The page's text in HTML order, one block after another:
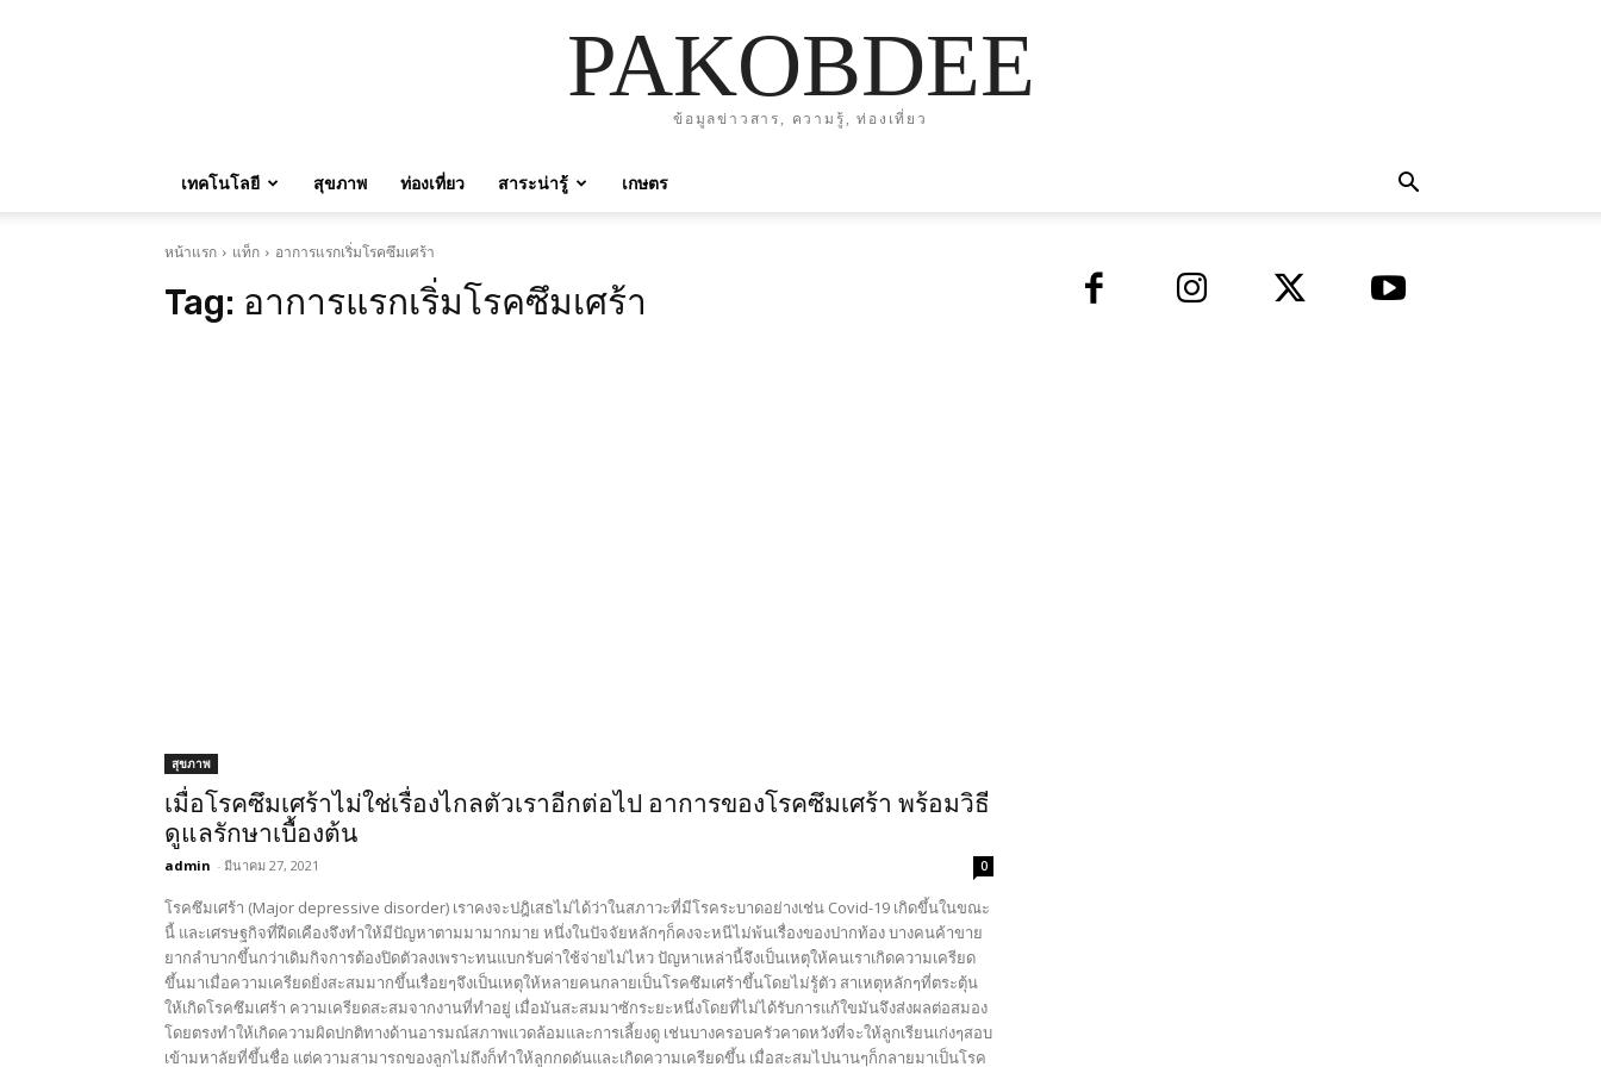
PAKOBDEE
ข้อมูลข่าวสาร, ความรู้, ท่องเที่ยว
เทคโนโลยี สุขภาพ ท่องเที่ยว สาระน่ารู้ เกษตร
หน้าแรก แท็ก อาการแรกเริ่มโรคซึมเศร้า
Tag: อาการแรกเริ่มโรคซึมเศร้า
สุขภาพ
เมื่อโรคซึมเศร้าไม่ใช่เรื่องไกลตัวเราอีกต่อไป อาการของโรคซึมเศร้า พร้อมวิธี
ดูแลรักษาเบื้องต้น
admin - มีนาคม 27, 2021 0
โรคซึมเศร้า (Major depressive disorder) เราคงจะปฎิเสธไม่ได้ว่าในสภาวะที่มีโรคระบาดอย่างเช่น Covid-19 เกิดขึ้นในขณะ
นี้ และเศรษฐกิจที่ฝืดเคืองจึงทำให้มีปัญหาตามมามากมาย หนึ่งในปัจจัยหลักๆก็คงจะหนีไม่พ้นเรื่องของปากท้อง บางคนค้าขาย
ยากลำบากขึ้นกว่าเดิมกิจการต้องปิดตัวลงเพราะทนแบกรับค่าใช้จ่ายไม่ไหว ปัญหาเหล่านี้จึงเป็นเหตุให้คนเราเกิดความเครียด
ขึ้นมาเมื่อความเครียดยิ่งสะสมมากขึ้นเรื่อยๆจึงเป็นเหตุให้หลายคนกลายเป็นโรคซึมเศร้าขึ้นโดยไม่รู้ตัว สาเหตุหลักๆที่ตระตุ้น
ให้เกิดโรคซึมเศร้า ความเครียดสะสมจากงานที่ทำอยู่ เมื่อมันสะสมมาซักระยะหนึ่งโดยที่ไม่ได้รับการแก้ใขมันจึงส่งผลต่อสมอง
โดยตรงทำให้เกิดความผิดปกติทางด้านอารมณ์สภาพแวดล้อมและการเลี้ยงดู เช่นบางครอบครัวคาดหวังที่จะให้ลูกเรียนเก่งๆสอบ
เข้ามหาลัยที่ขึ้นชื่อ แต่ความสามารถของลูกไม่ถึงก็ทำให้ลูกกดดันและเกิดความเครียดขึ้น เมื่อสะสมไปนานๆก็กลายมาเป็นโรค